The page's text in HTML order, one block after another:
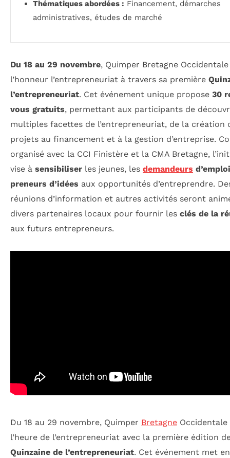
Thématiques abordées : Financement, démarches
administratives, études de marché
Du 18 au 29 novembre, Quimper Bretagne
l’honneur l’entrepreneuriat à travers sa première
l’entrepreneuriat. Cet événement unique propose 30
vous gratuits, permettant aux participants de
multiples facettes de l’entrepreneuriat, de la création
projets au financement et à la gestion d’entreprise.
organisé avec la CCI Finistère et la CMA Bretagne,
vise à sensibiliser les jeunes, les demandeurs d’emploi
preneurs d’idées aux opportunités d’entreprendre.
réunions d’information et autres activités seront
divers partenaires locaux pour fournir les clés de la
aux futurs entrepreneurs.
Du 18 au 29 novembre, Quimper Bretagne Occidentale
l’heure de l’entrepreneuriat avec la première édition
Quinzaine de l’entrepreneuriat. Cet événement met